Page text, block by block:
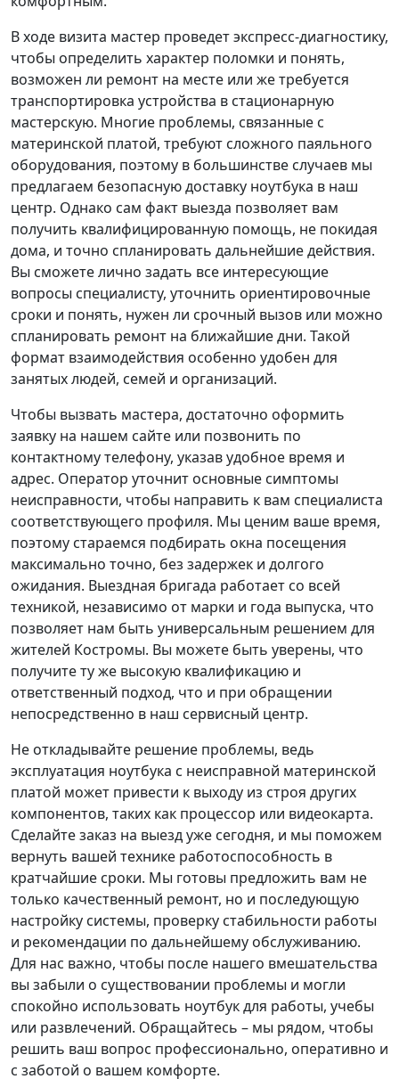
В ходе визита мастер проведет экспресс-диагностику,
чтобы определить характер поломки и понять,
возможен ли ремонт на месте или же требуется
транспортировка устройства в стационарную
мастерскую. Многие проблемы, связанные с
материнской платой, требуют сложного паяльного
оборудования, поэтому в большинстве случаев мы
предлагаем безопасную доставку ноутбука в наш
центр. Однако сам факт выезда позволяет вам
получить квалифицированную помощь, не покидая
дома, и точно спланировать дальнейшие действия.
Вы сможете лично задать все интересующие
вопросы специалисту, уточнить ориентировочные
сроки и понять, нужен ли срочный вызов или можно
спланировать ремонт на ближайшие дни. Такой
формат взаимодействия особенно удобен для
занятых людей, семей и организаций.
Чтобы вызвать мастера, достаточно оформить
заявку на нашем сайте или позвонить по
контактному телефону, указав удобное время и
адрес. Оператор уточнит основные симптомы
неисправности, чтобы направить к вам специалиста
соответствующего профиля. Мы ценим ваше время,
поэтому стараемся подбирать окна посещения
максимально точно, без задержек и долгого
ожидания. Выездная бригада работает со всей
техникой, независимо от марки и года выпуска, что
позволяет нам быть универсальным решением для
жителей Костромы. Вы можете быть уверены, что
получите ту же высокую квалификацию и
ответственный подход, что и при обращении
непосредственно в наш сервисный центр.
Не откладывайте решение проблемы, ведь
эксплуатация ноутбука с неисправной материнской
платой может привести к выходу из строя других
компонентов, таких как процессор или видеокарта.
Сделайте заказ на выезд уже сегодня, и мы поможем
вернуть вашей технике работоспособность в
кратчайшие сроки. Мы готовы предложить вам не
только качественный ремонт, но и последующую
настройку системы, проверку стабильности работы
и рекомендации по дальнейшему обслуживанию.
Для нас важно, чтобы после нашего вмешательства
вы забыли о существовании проблемы и могли
спокойно использовать ноутбук для работы, учебы
или развлечений. Обращайтесь – мы рядом, чтобы
решить ваш вопрос профессионально, оперативно и
с заботой о вашем комфорте.